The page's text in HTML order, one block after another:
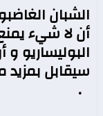
الشبان
أن لا شيء
سيقابل بمزيد
.